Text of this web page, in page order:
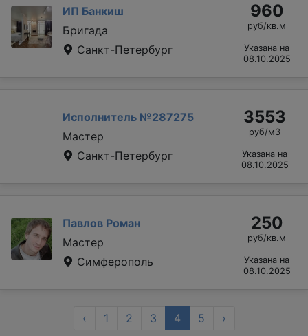
ИП Банкиш
Бригада
Санкт-Петербург
960
руб/кв.м
Указана на
08.10.2025
Исполнитель №287275
Мастер
Санкт-Петербург
3553
руб/м3
Указана на
08.10.2025
Павлов Роман
Мастер
Симферополь
250
руб/кв.м
Указана на
08.10.2025
‹ 1 2 3 4 5 ›